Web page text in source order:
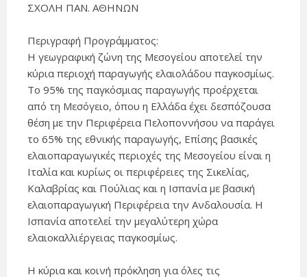
ΣΧΟΛΗ ΠΑΝ. ΑΘΗΝΩΝ
Περιγραφή Προγράμματος:
Η γεωγραφική ζώνη της Μεσογείου αποτελεί την
κύρια περιοχή παραγωγής ελαιολάδου παγκοσμίως.
Το 95% της παγκόσμιας παραγωγής προέρχεται
από τη Μεσόγειο, όπου η Ελλάδα έχει δεσπόζουσα
θέση με την Περιφέρεια Πελοποννήσου να παράγει
το 65% της εθνικής παραγωγής, Επίσης βασικές
ελαιοπαραγωγικές περιοχές της Μεσογείου είναι η
Ιταλία και κυρίως οι περιφέρειες της Σικελίας,
Καλαβρίας και Πούλιας και η Ισπανία με βασική
ελαιοπαραγωγική Περιφέρεια την Ανδαλουσία. Η
Ισπανία αποτελεί την μεγαλύτερη χώρα
ελαιοκαλλιέργειας παγκοσμίως.
Η κύρια και κοινή πρόκληση για όλες τις